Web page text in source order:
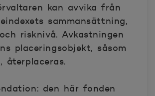
kan avvika från
sammansättning,
risknivå. Avkastningen
placeringsobjekt, såsom
återplaceras.
den här fonden